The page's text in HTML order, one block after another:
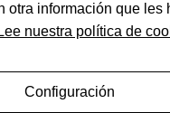
Aviso legal
Política de cookies
otra información que les
Lee nuestra política de
Configuración